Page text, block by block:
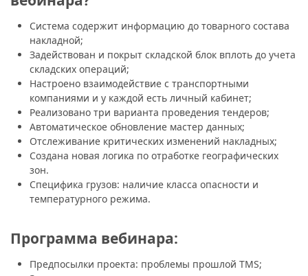
Система содержит информацию до товарного состава
накладной;
Задействован и покрыт складской блок вплоть до учета
складских операций;
Настроено взаимодействие с транспортными
компаниями и у каждой есть личный кабинет;
Реализовано три варианта проведения тендеров;
Автоматическое обновление мастер данных;
Отслеживание критических изменений накладных;
Создана новая логика по отработке географических
зон.
Специфика грузов: наличие класса опасности и
температурного режима.
Программа вебинара:
Предпосылки проекта: проблемы прошлой TMS;